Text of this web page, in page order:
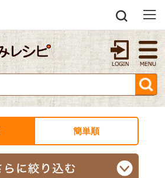
簡単順